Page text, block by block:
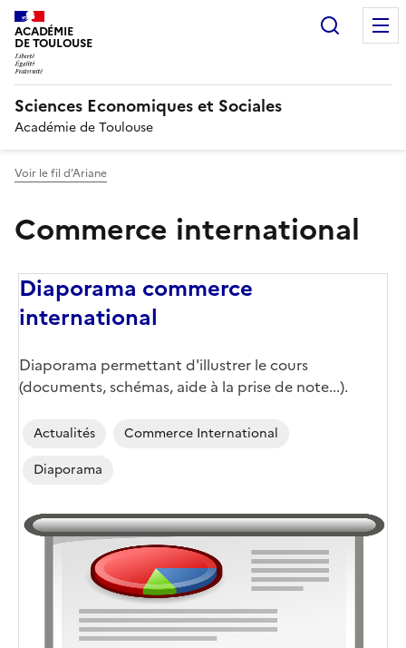
ACADÉMIE
DE TOULOUSE
Sciences Economiques et Sociales
Académie de Toulouse
Voir le fil d’Ariane
Commerce international
Diaporama commerce
international
Diaporama permettant d'illustrer le cours
(documents, schémas, aide à la prise de note...).
Actualités
Commerce International
Diaporama